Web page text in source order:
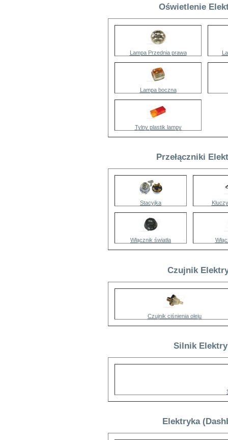
Oświetlenie
Lampa Przednia prawa
Lampa boczna
Tylny plastik lampy
Przełączniki
Stacyjka
Włącznik światła
Czujnik
Czujnik ciśnienia oleju
Silnik
Elektryka